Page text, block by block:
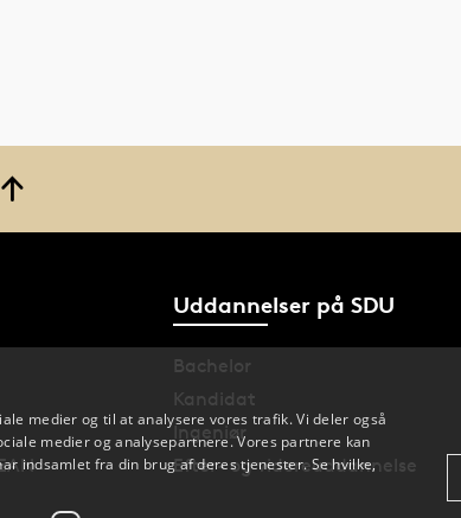
Uddannelser på SDU
Bachelor
Kandidat
Ingeniør
Efter- og videreuddannelse
medier og til at analysere vores trafik. Vi deler også
medier og analysepartnere. Vores partnere kan
indsamlet fra din brug af deres tjenester. Se hvilke,